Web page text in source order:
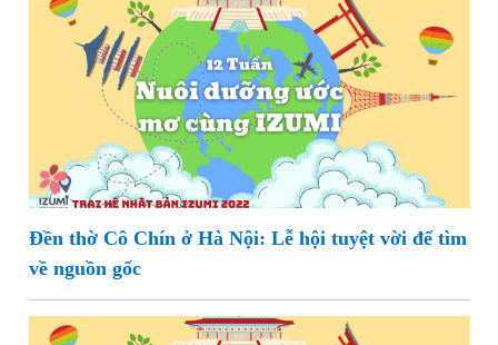
Đền thờ Cô Chín ở Hà Nội: Lễ hội tuyệt vời để tìm
về nguồn gốc